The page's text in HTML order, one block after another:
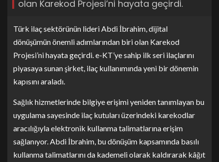
olan Karekod Projesi’ni hayata geçirdi.
Türk ilaç sektörünün lideri Abdi İbrahim, dijital
dönüşümün önemli adımlarından biri olan Karekod
Projesi’ni hayata geçirdi. e-KT’ye sahip ilk seri ilaçlarını
piyasaya sunan şirket, ilaç kullanımında yeni bir dönemin
kapısını araladı.
Sağlık hizmetlerinde bilgiye erişimi yeniden tanımlayan bu
uygulama sayesinde ilaç kutuları üzerindeki karekodlar
aracılığıyla elektronik kullanma talimatlarına erişim
sağlanıyor. Abdi İbrahim, bu dönüşüm kapsamında basılı
kullanma talimatlarını da kademeli olarak kaldırarak kâğıt